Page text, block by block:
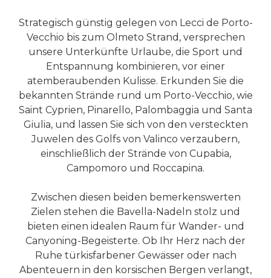
Strategisch günstig gelegen von Lecci de Porto-
Vecchio bis zum Olmeto Strand, versprechen
unsere Unterkünfte Urlaube, die Sport und
Entspannung kombinieren, vor einer
atemberaubenden Kulisse. Erkunden Sie die
bekannten Strände rund um Porto-Vecchio, wie
Saint Cyprien, Pinarello, Palombaggia und Santa
Giulia, und lassen Sie sich von den versteckten
Juwelen des Golfs von Valinco verzaubern,
einschließlich der Strände von Cupabia,
Campomoro und Roccapina.
Zwischen diesen beiden bemerkenswerten
Zielen stehen die Bavella-Nadeln stolz und
bieten einen idealen Raum für Wander- und
Canyoning-Begeisterte. Ob Ihr Herz nach der
Ruhe türkisfarbener Gewässer oder nach
Abenteuern in den korsischen Bergen verlangt,